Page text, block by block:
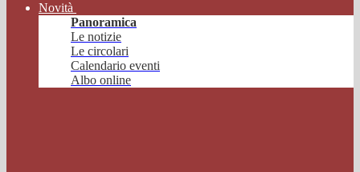
Novità
Panoramica
Le notizie
Le circolari
Calendario eventi
Albo online